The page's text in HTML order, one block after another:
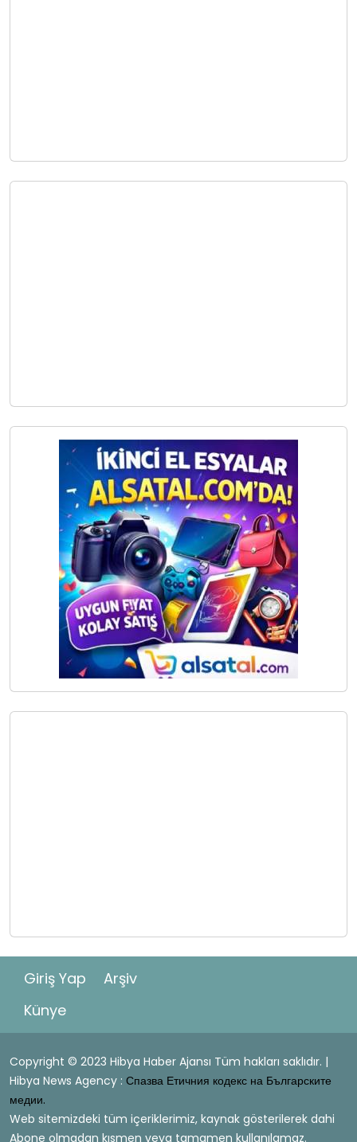
Giriş Yap
Arşiv
Künye
Copyright © 2023 Hibya Haber Ajansı Tüm hakları saklıdır. |
Hibya News Agency : Спазва Етичния кодекс на Българските
медии.
Web sitemizdeki tüm içeriklerimiz, kaynak gösterilerek dahi
Abone olmadan kısmen veya tamamen kullanılamaz.